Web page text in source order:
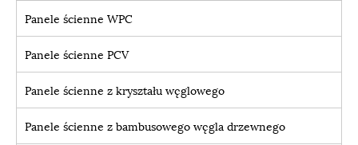
Panele ścienne WPC
Panele ścienne PCV
Panele ścienne z kryształu węglowego
Panele ścienne z bambusowego węgla drzewnego